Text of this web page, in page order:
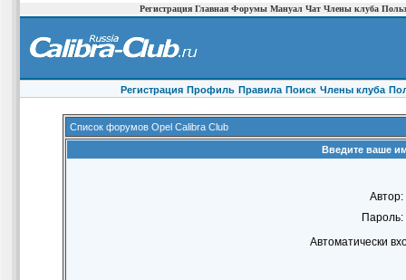
Регистрация Главная Форумы Мануал Чат Члены клуба
Регистрация Профиль Правила Поиск Члены клуба
Список форумов Opel Calibra Club
Введите ваше
Автор:
Пароль:
Автоматически